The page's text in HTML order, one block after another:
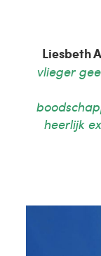
Liesbeth
vlieger
heerlijk